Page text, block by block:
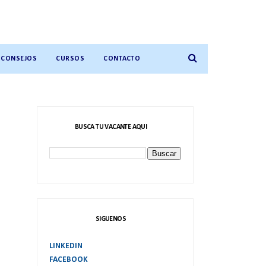
CONSEJOS CURSOS CONTACTO
BUSCA TU VACANTE AQUI
SIGUENOS
LINKEDIN
FACEBOOK